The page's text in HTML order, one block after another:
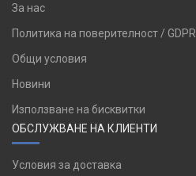
За нас
Политика на поверителност / GDPR
Общи условия
Новини
Използване на бисквитки
ОБСЛУЖВАНЕ НА КЛИЕНТИ
Условия за доставка